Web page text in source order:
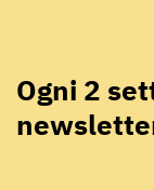
Ogni 2